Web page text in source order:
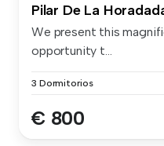
Pilar De La
We present this
opportunity t...
3 Dormitorios
€ 800